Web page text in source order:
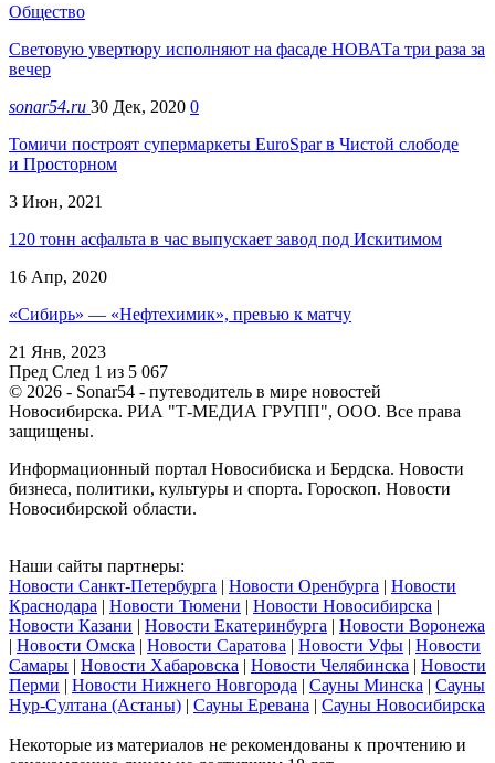
Общество
Световую увертюру исполняют на фасаде НОВАТа три раза за
вечер
sonar54.ru 30 Дек, 2020 0
Томичи построят супермаркеты EuroSpar в Чистой слободе
и Просторном
3 Июн, 2021
120 тонн асфальта в час выпускает завод под Искитимом
16 Апр, 2020
«Сибирь» — «Нефтехимик», превью к матчу
21 Янв, 2023
Пред След 1 из 5 067
© 2026 - Sonar54 - путеводитель в мире новостей
Новосибирска. РИА "Т-МЕДИА ГРУПП", ООО. Все права
защищены.
Информационный портал Новосибиска и Бердска. Новости
бизнеса, политики, культуры и спорта. Гороскоп. Новости
Новосибирской области.
Наши сайты партнеры:
Новости Санкт-Петербурга | Новости Оренбурга | Новости
Краснодара | Новости Тюмени | Новости Новосибирска |
Новости Казани | Новости Екатеринбурга | Новости Воронежа
| Новости Омска | Новости Саратова | Новости Уфы | Новости
Самары | Новости Хабаровска | Новости Челябинска | Новости
Перми | Новости Нижнего Новгорода | Сауны Минска | Сауны
Нур-Султана (Астаны) | Сауны Еревана | Сауны Новосибирска
Некоторые из материалов не рекомендованы к прочтению и